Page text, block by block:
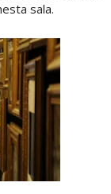
sala.